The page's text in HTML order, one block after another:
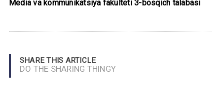
Media va kommunikatsiya fakulteti 3-bosqich talabasi
SHARE THIS ARTICLE
DO THE SHARING THINGY